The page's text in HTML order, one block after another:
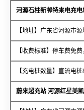
河源石柱新邨特来电充电
【地址】广东省河源市
【收费标准】停车费免
【充电桩数量】直流电
蔚来超充站 河源红星美